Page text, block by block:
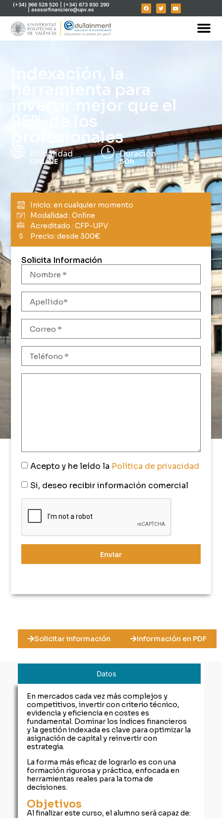
(+34) 966 528 520 | (+34) 673 930 290
| asesorfinanciero@upv.es
Indexación, la
herramienta para
invertir mejor que el
95% de los
profesionales
Modalidad
ONLINE
Duración
50h
Inicio: en cualquier momento
Modalidad : Online
Acreditado : CFP-UPV
$ Precio: desde 300€
Solicita Información
Acepto y he leído la Política de privacidad
Si, deseo recibir información comercial
Enviar
Solicitar información Información en PDF
Datos
En mercados cada vez más complejos y
competitivos, invertir con criterio técnico,
evidencia y eficiencia en costes es
fundamental. Dominar los índices financieros
y la gestión indexada es clave para optimizar la
asignación de capital y reinvertir con
estrategia.
La forma más eficaz de lograrlo es con una
formación rigurosa y práctica, enfocada en
herramientas reales para la toma de
decisiones.
Objetivos
Al finalizar este curso, el alumno será capaz de: